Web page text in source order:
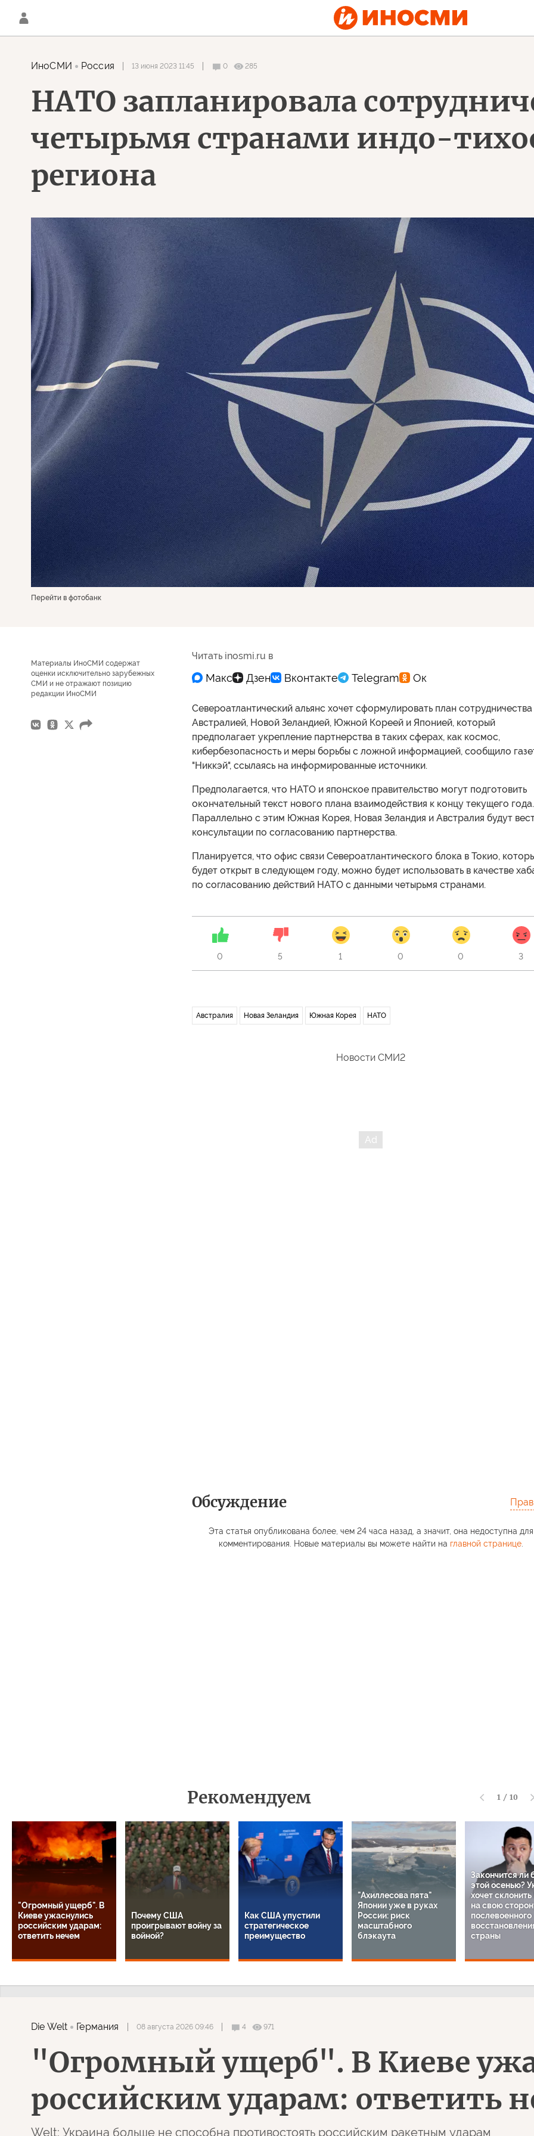
ИноСМИ Россия 13 июня 2023 11:45 0 285
НАТО запланировала
четырьмя странами индо-
региона
Перейти в фотобанк
Материалы ИноСМИ содержат
оценки исключительно зарубежных
СМИ и не отражают позицию
редакции ИноСМИ
Читать inosmi.ru в
Североатлантический альянс хочет сформулировать план сотрудничества
Австралией, Новой Зеландией, Южной Кореей и Японией, который
предполагает укрепление партнерства в таких сферах, как космос,
кибербезопасность и меры борьбы с ложной информацией, сообщило
"Никкэй", ссылаясь на информированные источники.
Предполагается, что НАТО и японское правительство могут подготовить
окончательный текст нового плана взаимодействия к концу текущего года.
Параллельно с этим Южная Корея, Новая Зеландия и Австралия будут
консультации по согласованию партнерства.
Планируется, что офис связи Североатлантического блока в Токио,
будет открыт в следующем году, можно будет использовать в качестве
по согласованию действий НАТО с данными четырьмя странами.
0 5 1 0 0 3
Австралия Новая Зеландия Южная Корея НАТО
Новости СМИ2
Обсуждение
Эта статья опубликована более, чем 24 часа назад, а значит, она недоступна для
комментирования. Новые материалы вы можете найти на главной странице.
Рекомендуем 1 / 10
"Огромный ущерб". В
Киеве ужаснулись
российским ударам:
ответить нечем
Почему США
проигрывают войну за
войной?
Как США упустили
стратегическое
преимущество
"Ахиллесова пята"
Японии уже в руках
России: риск
масштабного
блэкаута
Закончится ли
этой осенью?
хочет
на свою
послевоенного
страны
Die Welt Германия 08 августа 2026 09:46 4 971
"Огромный ущерб". В Киеве
российским ударам: ответить
Welt: Украина больше не способна противостоять российским ракетным ударам